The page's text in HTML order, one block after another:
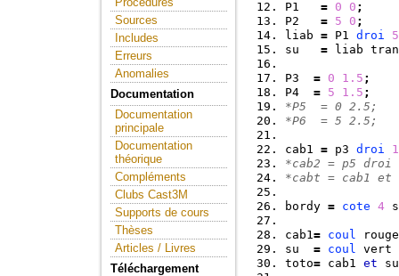
Sources
Includes
Erreurs
Anomalies
Documentation
Documentation
principale
Documentation
théorique
Compléments
Clubs Cast3M
Supports de cours
Thèses
Articles / Livres
Téléchargement
P1 = 0 0 ;
P2 = 5 0 ;
liab = P1 droi
5
su = liab
P3 = 0 1.5 ;
P4 = 5 1.5 ;
*P5  = 0 2.5;
*P6  = 5 2.5;
cab1 = p3 droi
*cab2 = p5 droi
*cabt = cab1 et
bordy = cote 4
cab1= coul
su = coul vert
toto= cab1 et su